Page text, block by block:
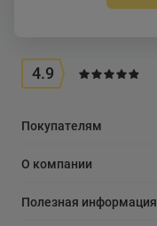
4.9
Покупателям
О компании
Полезная информация